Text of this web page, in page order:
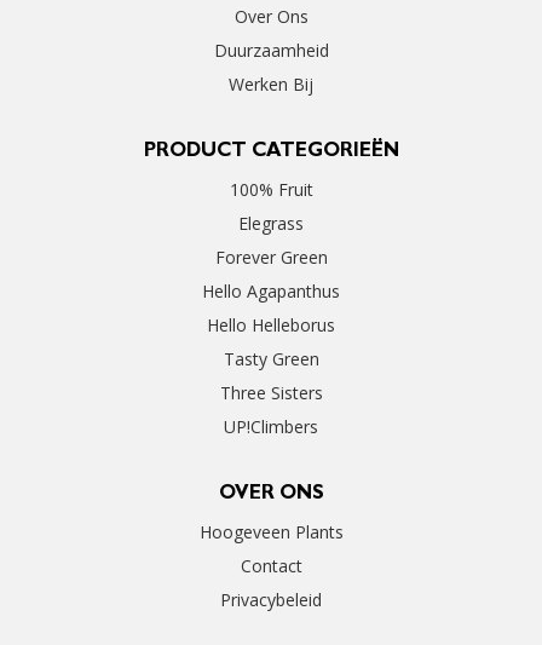
Over Ons
Duurzaamheid
Werken Bij
PRODUCT CATEGORIEËN
100% Fruit
Elegrass
Forever Green
Hello Agapanthus
Hello Helleborus
Tasty Green
Three Sisters
UP!Climbers
OVER ONS
Hoogeveen Plants
Contact
Privacybeleid